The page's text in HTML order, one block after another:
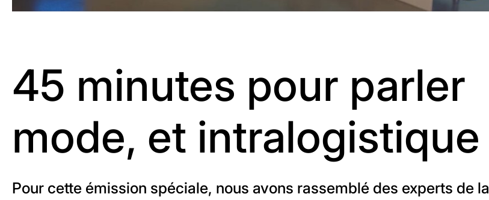
45 minutes pour parler
mode, et intralogistique
Pour cette émission spéciale, nous avons rassemblé des experts de la